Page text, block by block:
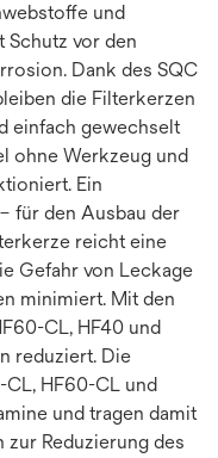
und
Schutz vor den
Dank des SQC
die Filterkerzen
einfach gewechselt
ohne Werkzeug und
Ein
für den Ausbau der
reicht eine
Gefahr von Leckage
minimiert. Mit den
CL, HF40 und
reduziert. Die
HF60-CL und
und tragen damit
Reduzierung des